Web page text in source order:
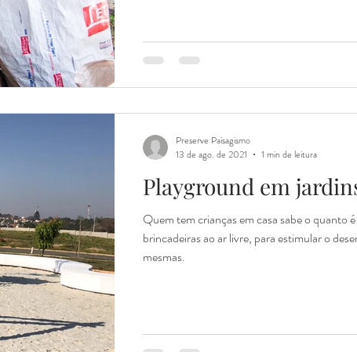
Playground em
Quem tem crianças em casa sabe o quanto
brincadeiras ao ar livre, para estimular o
mesmas.
Preserve Paisagismo
13 de ago. de 2021
1 min de leitura